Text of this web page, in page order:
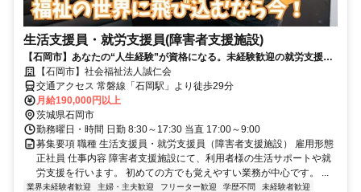
生活支援員・就労支援員(障害者支援施設)
【石岡市】あなたの“人生経験”が資格になる。未経験歓迎の就労支援員
募集！入社後の資格取得OK
【石岡市】社会福祉法人誠仁会
交通アクセス 常磐線「石岡駅」より徒歩29分
月給190,000円以上
茨城県石岡市
勤務曜日・時間 日勤 8:30～17:30 当直 17:00～9:00
募集要項 職種 生活支援員・就労支援員（障害者支援施設） 雇用形態
正社員 仕事内容 障害者支援施設にて、利用者様の生活サポートや就
労支援を行います。 初めての方でも覚えやすい業務が中心です。 ...
業界未経験者歓迎 主婦・主夫歓迎 フリーター歓迎 学歴不問
未経験者歓迎